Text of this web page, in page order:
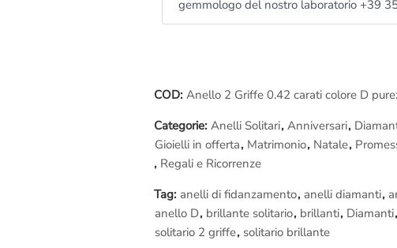
gemmologo del nostro laboratorio +39
COD: Anello 2 Griffe 0.42 carati colore D
Categorie: Anelli Solitari, Anniversari,
Gioielli in offerta, Matrimonio, Natale,
, Regali e Ricorrenze
Tag: anelli di fidanzamento, anelli diamanti,
anello D, brillante solitario, brillanti, Diamanti,
solitario 2 griffe, solitario brillante